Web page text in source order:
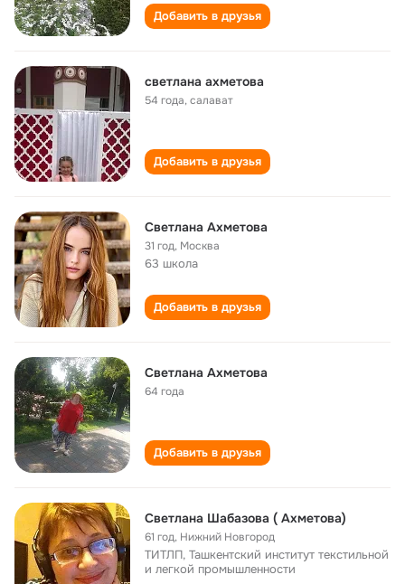
Добавить в друзья
светлана ахметова
54 года,салават
Добавить в друзья
Светлана Ахметова
31 год, Москва
63 школа
Добавить в друзья
Светлана Ахметова
64 года
Добавить в друзья
Светлана Шабазова ( Ахметова)
61 год, Нижний Новгород
ТИТЛП, Ташкентский институт текстильной
и легкой промышленности